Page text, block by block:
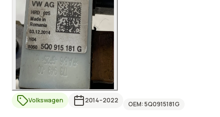
Volkswagen 2014–2022 OEM:5Q0915181G